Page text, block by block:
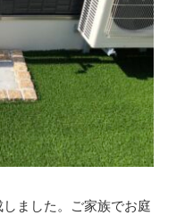
ました。ご家族でお庭